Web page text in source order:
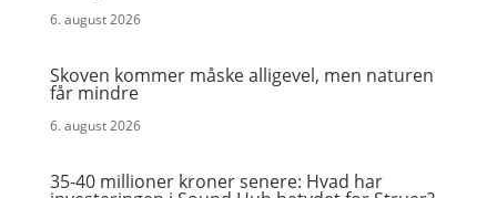
6. august 2026
Skoven kommer måske alligevel, men naturen
får mindre
6. august 2026
35-40 millioner kroner senere: Hvad har